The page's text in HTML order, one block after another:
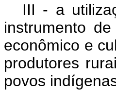
III - a
instrumento
econômico e
produtores
povos